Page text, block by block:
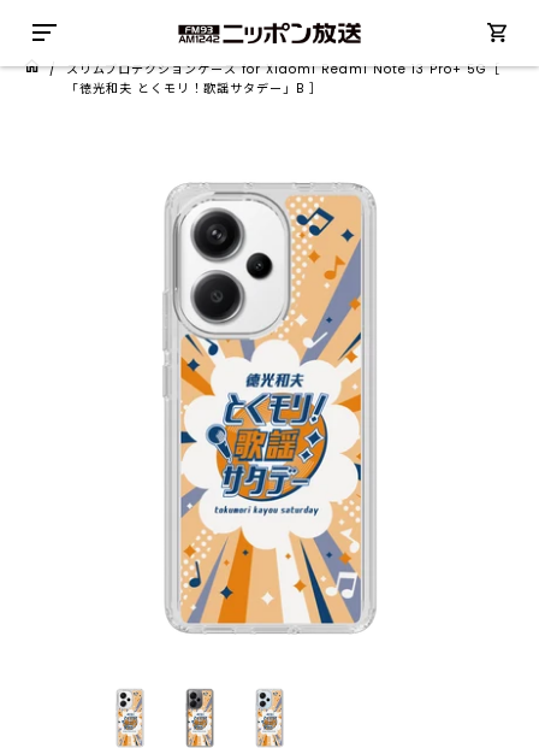
/スリムプロテクションケース for Xiaomi Redmi Note 13 Pro+ 5G［
「徳光和夫 とくモリ！歌謡サタデー」B ］